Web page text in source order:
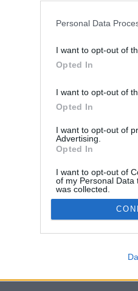
Personal Data
I want to opt-out of
Opted In
I want to opt-out of
Opted In
I want to opt-out of
Advertising.
Opted In
I want to opt-out of
of my Personal Data
was collected.
Opted Out
nás
Pravidla
Podmínky